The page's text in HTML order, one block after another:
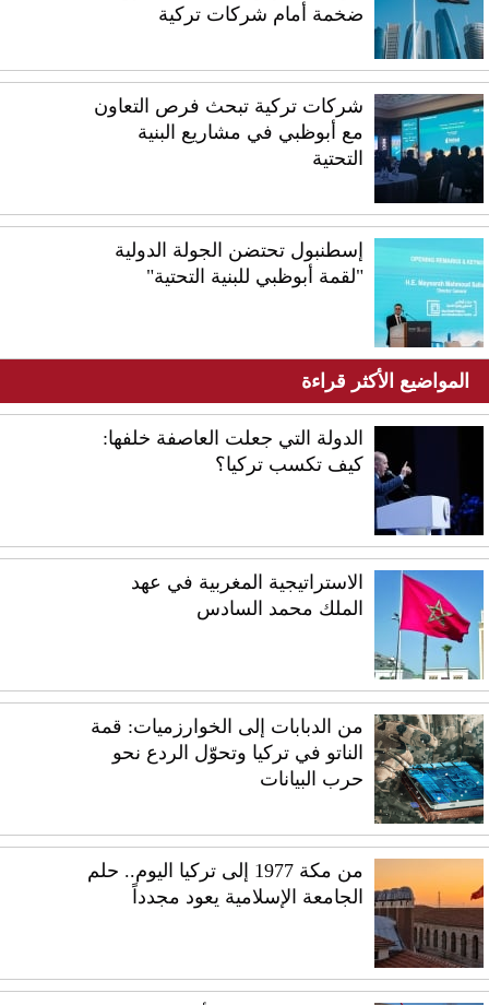
ضخمة أمام شركات تركية
شركات تركية تبحث فرص التعاون
مع أبوظبي في مشاريع البنية
التحتية
إسطنبول تحتضن الجولة الدولية
"لقمة أبوظبي للبنية التحتية"
المواضيع الأكثر قراءة
الدولة التي جعلت العاصفة خلفها:
كيف تكسب تركيا؟
الاستراتيجية المغربية في عهد
الملك محمد السادس
من الدبابات إلى الخوارزميات: قمة
الناتو في تركيا وتحوّل الردع نحو
حرب البيانات
من مكة 1977 إلى تركيا اليوم.. حلم
الجامعة الإسلامية يعود مجدداً